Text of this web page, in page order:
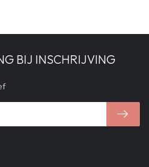
BIJ INSCHRIJVING